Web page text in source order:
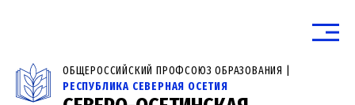
ОБЩЕРОССИЙСКИЙ ПРОФСОЮЗ ОБРАЗОВАНИЯ |
РЕСПУБЛИКА СЕВЕРНАЯ ОСЕТИЯ